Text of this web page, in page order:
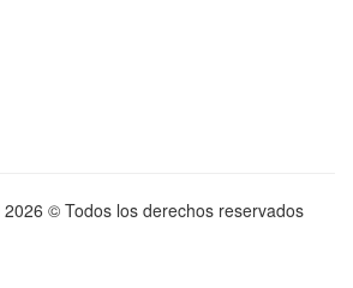
2026 © Todos los derechos reservados